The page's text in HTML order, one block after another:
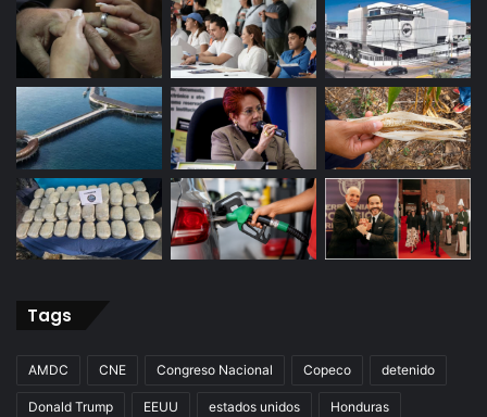
Tags
AMDC CNE Congreso Nacional Copeco detenido
Donald Trump EEUU estados unidos Honduras